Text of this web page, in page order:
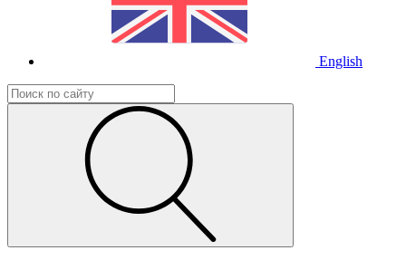
English